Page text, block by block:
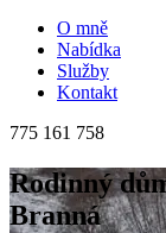
O mně
Nabídka
Služby
Kontakt
775 161 758
Rodinný
Branná